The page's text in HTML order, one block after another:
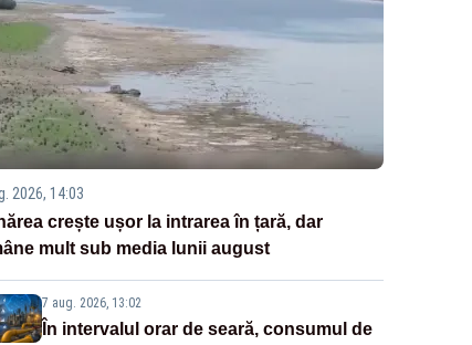
2026, 14:03
crește ușor la intrarea în țară, dar
mult sub media lunii august
7 aug. 2026, 13:02
În intervalul orar de seară, consumul de